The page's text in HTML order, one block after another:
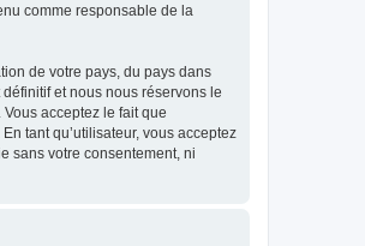
comme responsable de la
de votre pays, du pays dans
et nous nous réservons le
acceptez le fait que
tant qu’utilisateur, vous acceptez
sans votre consentement, ni